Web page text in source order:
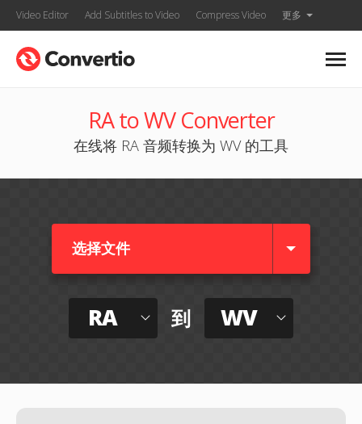
Video Editor Add Subtitles to Video Compress Video 更多
RA to WV Converter
在线将 RA 音频转换为 WV 的工具
选择文件
RA 到 WV